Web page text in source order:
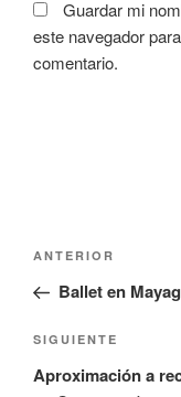
Guardar mi
este navegador
comentario.
Navegación
entradas
Entrada
anterior
ANTERIOR
Ballet en
Entrada
siguiente
SIGUIENTE
Aproximación a